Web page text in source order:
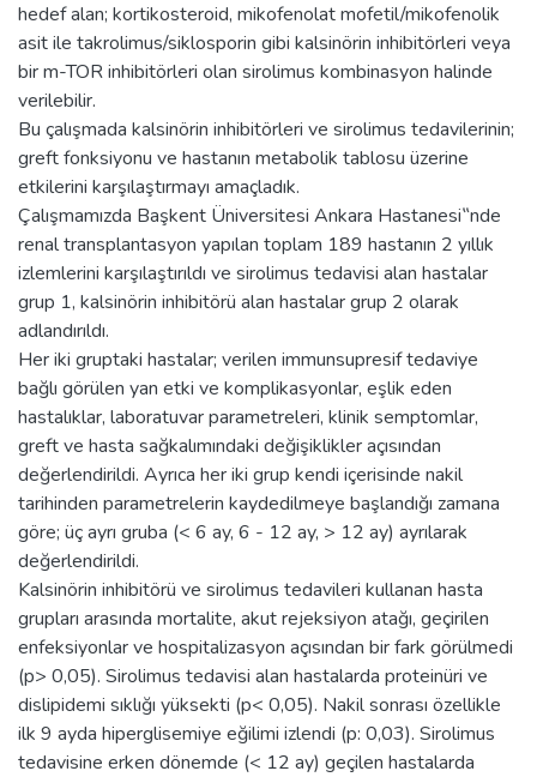
hedef alan; kortikosteroid, mikofenolat mofetil/mikofenolik
asit ile takrolimus/siklosporin gibi kalsinörin inhibitörleri veya
bir m-TOR inhibitörleri olan sirolimus kombinasyon halinde
verilebilir.
Bu çalışmada kalsinörin inhibitörleri ve sirolimus tedavilerinin;
greft fonksiyonu ve hastanın metabolik tablosu üzerine
etkilerini karşılaştırmayı amaçladık.
Çalışmamızda Başkent Üniversitesi Ankara Hastanesi‟nde
renal transplantasyon yapılan toplam 189 hastanın 2 yıllık
izlemlerini karşılaştırıldı ve sirolimus tedavisi alan hastalar
grup 1, kalsinörin inhibitörü alan hastalar grup 2 olarak
adlandırıldı.
Her iki gruptaki hastalar; verilen immunsupresif tedaviye
bağlı görülen yan etki ve komplikasyonlar, eşlik eden
hastalıklar, laboratuvar parametreleri, klinik semptomlar,
greft ve hasta sağkalımındaki değişiklikler açısından
değerlendirildi. Ayrıca her iki grup kendi içerisinde nakil
tarihinden parametrelerin kaydedilmeye başlandığı zamana
göre; üç ayrı gruba (< 6 ay, 6 - 12 ay, > 12 ay) ayrılarak
değerlendirildi.
Kalsinörin inhibitörü ve sirolimus tedavileri kullanan hasta
grupları arasında mortalite, akut rejeksiyon atağı, geçirilen
enfeksiyonlar ve hospitalizasyon açısından bir fark görülmedi
(p> 0,05). Sirolimus tedavisi alan hastalarda proteinüri ve
dislipidemi sıklığı yüksekti (p< 0,05). Nakil sonrası özellikle
ilk 9 ayda hiperglisemiye eğilimi izlendi (p: 0,03). Sirolimus
tedavisine erken dönemde (< 12 ay) geçilen hastalarda